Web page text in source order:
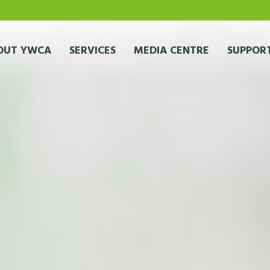
YWCA SERVICES MEDIA CENTRE